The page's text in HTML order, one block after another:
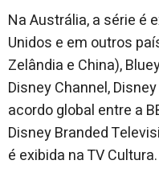
Na Austrália, a série é
Unidos e em outros
Zelândia e China),
Disney Channel,
acordo global entre a
Disney Branded
é exibida na TV Cultura.